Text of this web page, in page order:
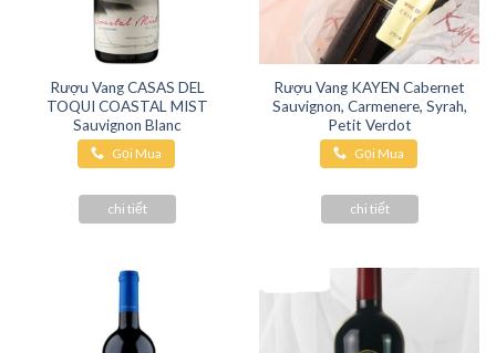
Rượu Vang CASAS DEL
TOQUI COASTAL MIST
Sauvignon Blanc
Gọi Mua
chi tiết
Rượu Vang KAYEN Cabernet
Sauvignon, Carmenere, Syrah,
Petit Verdot
Gọi Mua
chi tiết